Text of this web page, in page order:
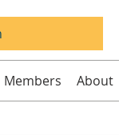
Members About